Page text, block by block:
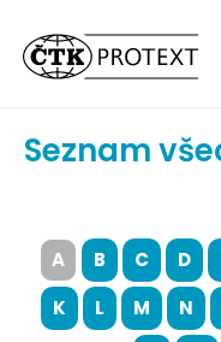
Seznam
A B C D
K
L M N